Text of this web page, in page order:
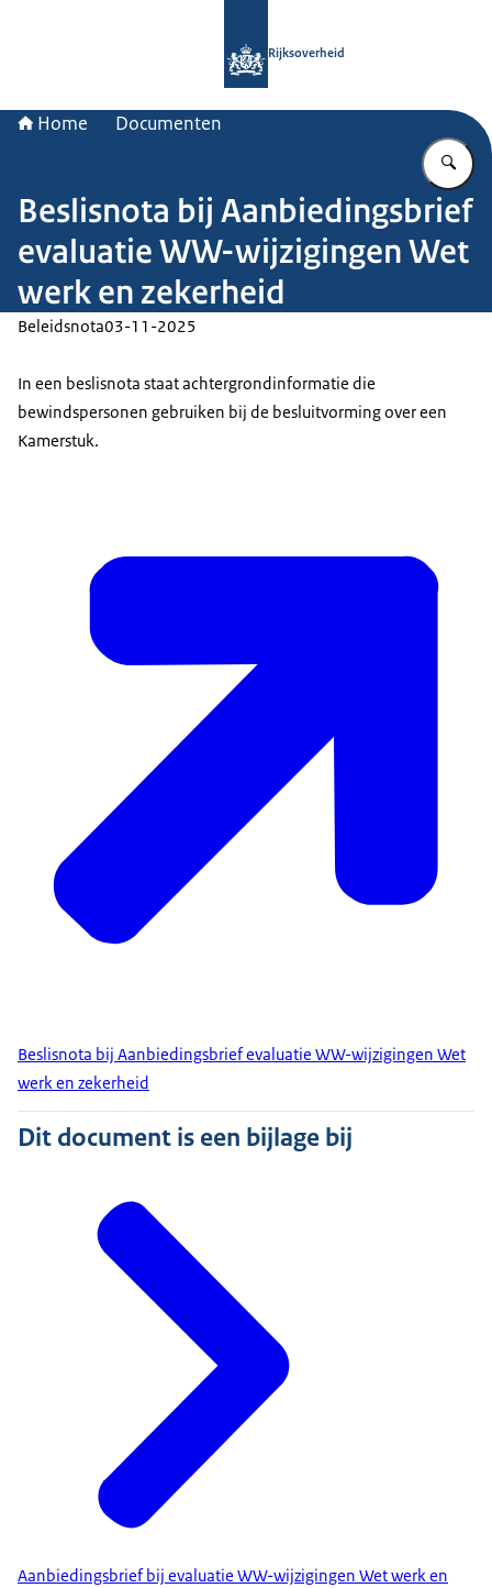
Rijksoverheid
Home Documenten
Beslisnota bij Aanbiedingsbrief
evaluatie WW-wijzigingen Wet
werk en zekerheid
Beleidsnota03-11-2025
In een beslisnota staat achtergrondinformatie die
bewindspersonen gebruiken bij de besluitvorming over een
Kamerstuk.
Beslisnota bij Aanbiedingsbrief evaluatie WW-wijzigingen Wet
werk en zekerheid
Dit document is een bijlage bij
Aanbiedingsbrief bij evaluatie WW-wijzigingen Wet werk en